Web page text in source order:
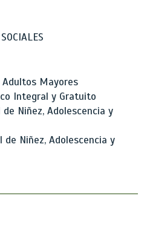
Mayores
Integral y Gratuito
Niñez, Adolescencia y
Niñez, Adolescencia y